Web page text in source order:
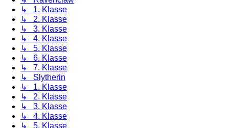
↳ 1. Klasse
↳ 2. Klasse
↳ 3. Klasse
↳ 4. Klasse
↳ 5. Klasse
↳ 6. Klasse
↳ 7. Klasse
↳ Slytherin
↳ 1. Klasse
↳ 2. Klasse
↳ 3. Klasse
↳ 4. Klasse
↳ 5. Klasse